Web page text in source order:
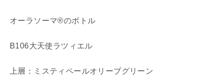
オーラソーマ®のボトル
B106大天使ラツィエル
上層：ミスティペールオリーブグリーン